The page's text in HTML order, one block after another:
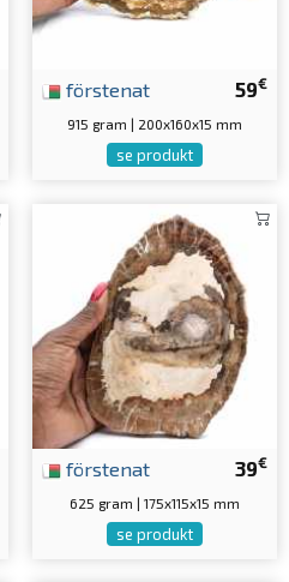
59€
förstenat
915 gram | 200x160x15 mm
se produkt
39€
förstenat
625 gram | 175x115x15 mm
se produkt